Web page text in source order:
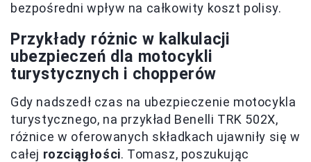
bezpośredni wpływ na całkowity koszt polisy.
Przykłady różnic w kalkulacji
ubezpieczeń dla motocykli
turystycznych i chopperów
Gdy nadszedł czas na ubezpieczenie motocykla
turystycznego, na przykład Benelli TRK 502X,
różnice w oferowanych składkach ujawniły się w
całej rozciągłości. Tomasz, poszukując